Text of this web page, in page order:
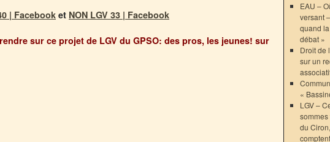
| Facebook et NON LGV 33 | Facebook
sur ce projet de LGV du GPSO: des pros, les jeunes! sur
EAU –
versant
quand
débat »
Droit de
sur un
«
LGV –
du